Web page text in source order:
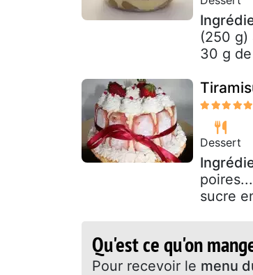
(250 g)
30 g
Dessert
sucre
Qu'est ce qu'on
Pour recevoir le menu